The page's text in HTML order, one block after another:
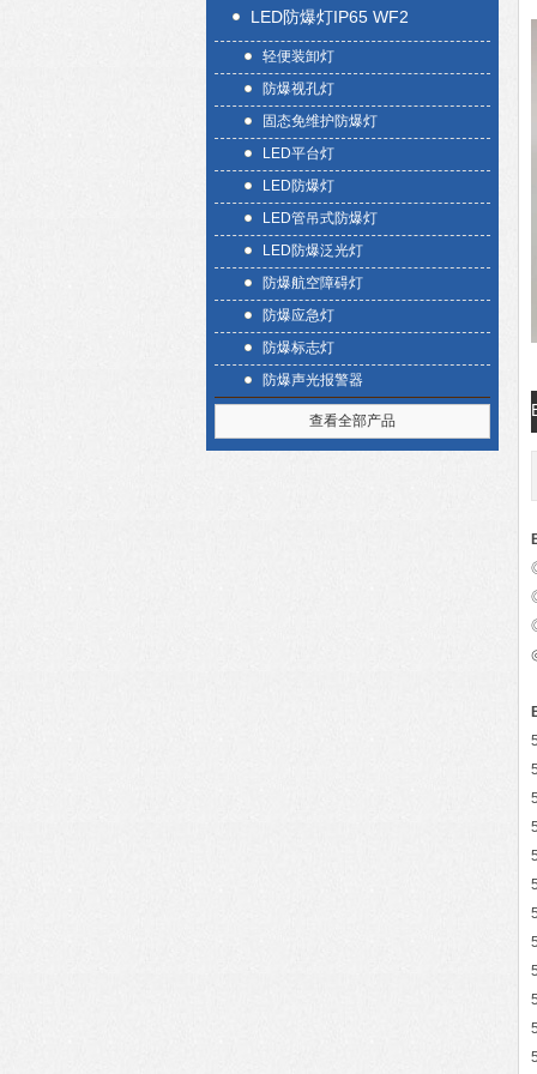
LED防爆灯IP65 WF2
轻便装卸灯
防爆视孔灯
固态免维护防爆灯
LED平台灯
LED防爆灯
LED管吊式防爆灯
LED防爆泛光灯
防爆航空障碍灯
防爆应急灯
防爆标志灯
防爆声光报警器
查看全部产品